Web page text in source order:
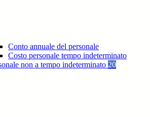
Conto annuale del personale
Costo personale tempo indeterminato
non a tempo indeterminato 20